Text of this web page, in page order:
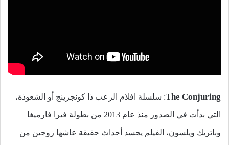
The Conjuring: سلسلة افلام الرعب ذا كونجرينج أو الشعوذة،
التي بدأت في الصدور منذ عام 2013 من بطولة فيرا فارميغا
وباتريك ويلسون، الفيلم يجسد أحداث حقيقة عاشها زوجين من